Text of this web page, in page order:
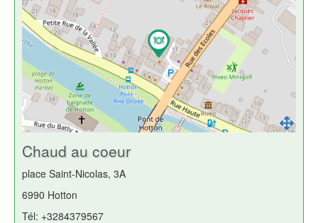
Chaud au coeur
place Saint-Nicolas, 3A
6990 Hotton
Tél: +3284379567